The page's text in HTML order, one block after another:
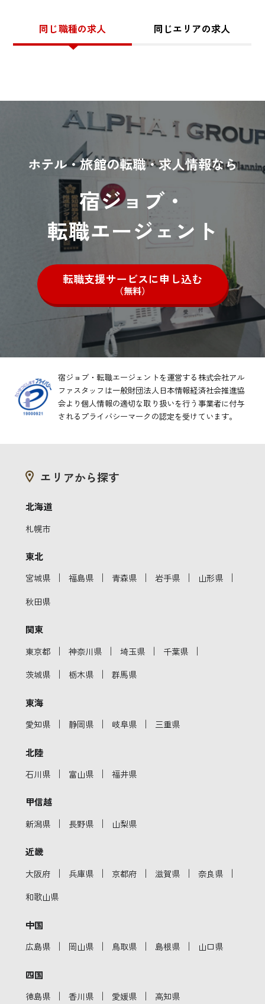
同じ職種の求人 同じエリアの求人
ホテル・旅館の転職・求人情報なら
宿ジョブ・
転職エージェント
転職支援サービスに申し込む
（無料）
宿ジョブ・転職エージェントを運営する株式会社アル
ファスタッフは一般財団法人日本情報経済社会推進協
会より個人情報の適切な取り扱いを行う事業者に付与
されるプライバシーマークの認定を受けています。
エリアから探す
北海道
札幌市
東北
宮城県 ｜ 福島県 ｜ 青森県 ｜ 岩手県 ｜ 山形県 ｜
秋田県
関東
東京都 ｜ 神奈川県 ｜ 埼玉県 ｜ 千葉県 ｜
茨城県 ｜ 栃木県 ｜ 群馬県
東海
愛知県 ｜ 静岡県 ｜ 岐阜県 ｜ 三重県
北陸
石川県 ｜ 富山県 ｜ 福井県
甲信越
新潟県 ｜ 長野県 ｜ 山梨県
近畿
大阪府 ｜ 兵庫県 ｜ 京都府 ｜ 滋賀県 ｜ 奈良県 ｜
和歌山県
中国
広島県 ｜ 岡山県 ｜ 鳥取県 ｜ 島根県 ｜ 山口県
四国
徳島県 ｜ 香川県 ｜ 愛媛県 ｜ 高知県